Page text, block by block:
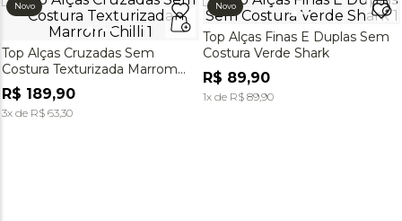
Novo
Top Alças Cruzadas Sem
Costura Texturizada Marrom
Chilli
R$ 189,90
3x de R$ 63,30
Novo
Top Alças Finas E Duplas Sem
Costura Verde Shark
R$ 89,90
1x de R$ 89,90